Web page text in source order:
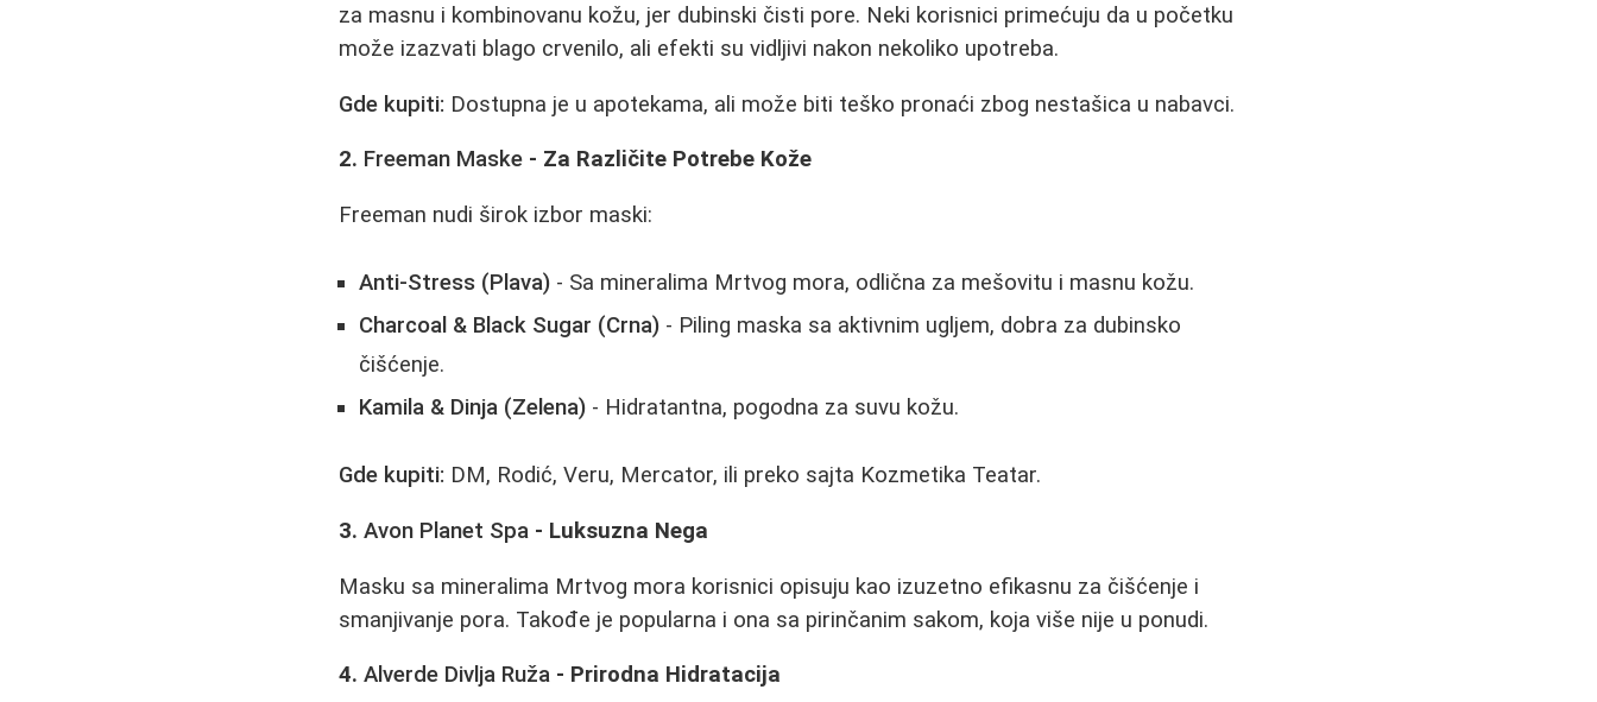
za masnu i kombinovanu kožu, jer dubinski čisti pore. Neki korisnici primećuju da u početku
može izazvati blago crvenilo, ali efekti su vidljivi nakon nekoliko upotreba.
Gde kupiti: Dostupna je u apotekama, ali može biti teško pronaći zbog nestašica u nabavci.
2. Freeman Maske - Za Različite Potrebe Kože
Freeman nudi širok izbor maski:
Anti-Stress (Plava) - Sa mineralima Mrtvog mora, odlična za mešovitu i masnu kožu.
Charcoal & Black Sugar (Crna) - Piling maska sa aktivnim ugljem, dobra za dubinsko
čišćenje.
Kamila & Dinja (Zelena) - Hidratantna, pogodna za suvu kožu.
Gde kupiti: DM, Rodić, Veru, Mercator, ili preko sajta Kozmetika Teatar.
3.Avon Planet Spa - Luksuzna Nega
Masku sa mineralima Mrtvog mora korisnici opisuju kao izuzetno efikasnu za čišćenje i
smanjivanje pora. Takođe je popularna i ona sa pirinčanim sakom, koja više nije u ponudi.
4.Alverde Divlja Ruža - Prirodna Hidratacija